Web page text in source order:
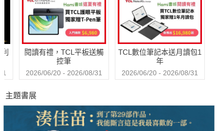
信片圖】
閱讀有禮，TCL平板送觸
控筆
2026/06/20 - 2026/08/31
TCL數位筆記本送月讀包1
年
2026/06/20 - 2026/08/31
主題書展